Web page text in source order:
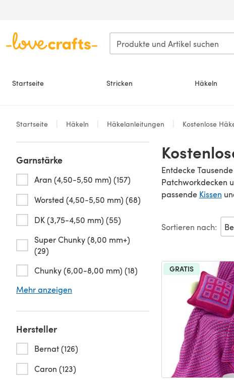
Startseite Stricken Häkeln
Startseite Häkeln Häkelanleitungen Kostenlose
Garnstärke
Aran (4,50-5,50 mm) (157)
Worsted (4,50-5,50 mm) (68)
DK (3,75-4,50 mm) (55)
Super Chunky (8,00 mm+)
(29)
Chunky (6,00-8,00 mm) (18)
Mehr anzeigen
Hersteller
Bernat (126)
Caron (123)
Entdecke
Patchworkdecken
passende Kissen
Sortieren nach:
GRATIS